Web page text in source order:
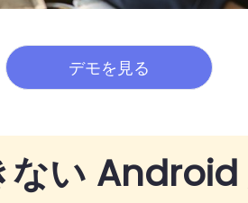
デモを見る
ない Android